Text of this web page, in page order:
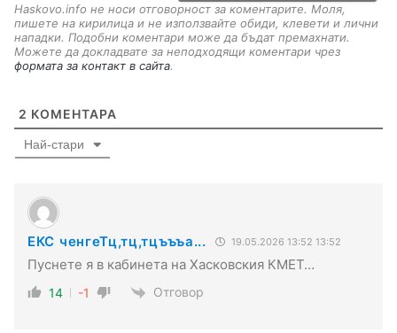
Haskovo.info не носи отговорност за коментарите. Моля,
пишете на кирилица и не използвайте обиди, клевети и лични
нападки. Подобни коментари може да бъдат премахнати.
Можете да докладвате за неподходящи коментари чрез
формата за контакт в сайта.
2 КОМЕНТАРА
Най-стари
ЕКС ченгеТц,тц,тцъъъа... 19.05.2026 13:52 13:52
Пуснете я в кабинета на Хасковския КМЕТ…
14 -1 Отговор